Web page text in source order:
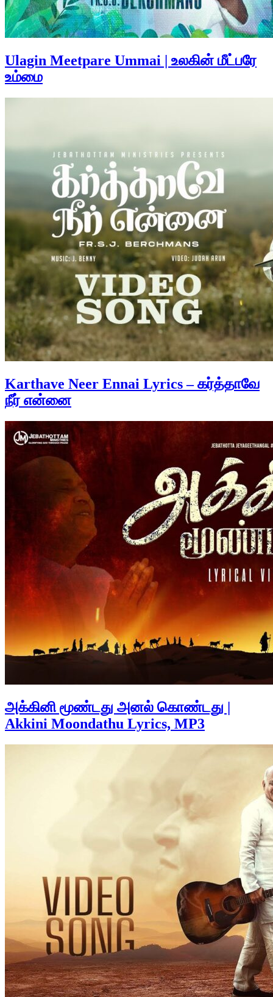
Ulagin Meetpare Ummai | உலகின் மீட்பரே
உம்மை
Karthave Neer Ennai Lyrics – கர்த்தாவே
நீர் என்னை
அக்கினி மூண்டது அனல் கொண்டது |
Akkini Moondathu Lyrics, MP3